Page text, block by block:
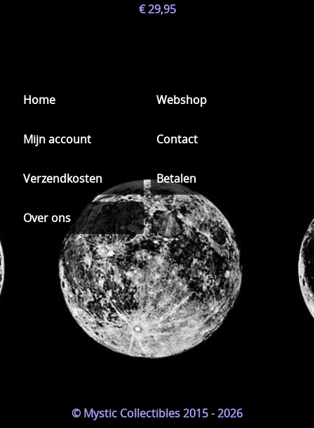
€ 29,95
Home Webshop
Mijn account Contact
Verzendkosten Betalen
Over ons
© Mystic Collectibles 2015 - 2026